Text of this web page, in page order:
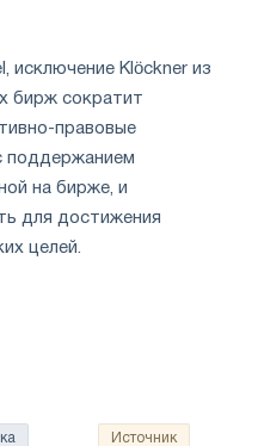
исключение Klöckner из
бирж сократит
правовые
поддержанием
на бирже, и
для достижения
целей.
Источник